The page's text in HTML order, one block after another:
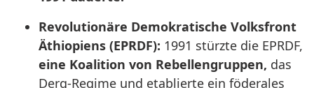
Revolutionäre Demokratische Volksfront
Äthiopiens (EPRDF): 1991 stürzte die EPRDF,
eine Koalition von Rebellengruppen, das
Derg-Regime und etablierte ein föderales